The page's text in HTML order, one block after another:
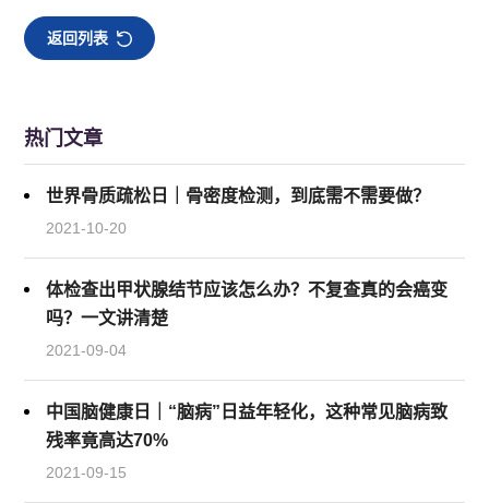
返回列表
热门文章
世界骨质疏松日｜骨密度检测，到底需不需要做？
2021-10-20
体检查出甲状腺结节应该怎么办？不复查真的会癌变
吗？一文讲清楚
2021-09-04
中国脑健康日｜“脑病”日益年轻化，这种常见脑病致
残率竟高达70%
2021-09-15